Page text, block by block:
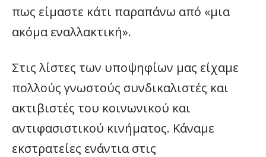
πως είμαστε κάτι παραπάνω από «μια
ακόμα εναλλακτική».
Στις λίστες των υποψηφίων μας είχαμε
πολλούς γνωστούς συνδικαλιστές και
ακτιβιστές του κοινωνικού και
αντιφασιστικού κινήματος. Κάναμε
εκστρατείες ενάντια στις